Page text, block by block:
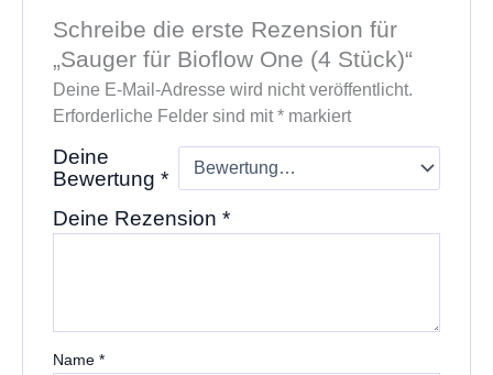
Schreibe die erste Rezension für
„Sauger für Bioflow One (4 Stück)“
Deine E-Mail-Adresse wird nicht veröffentlicht.
Erforderliche Felder sind mit*markiert
Deine
Bewertung *
Deine Rezension *
Name *